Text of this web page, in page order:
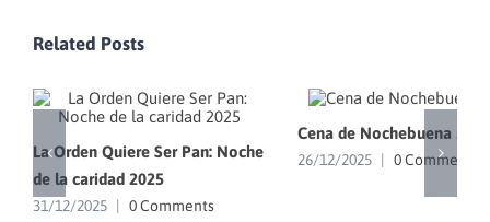
Related Posts
La Orden Quiere Ser Pan: Noche
de la caridad 2025
31/12/2025 0 Comments
Cena de Nochebuena 2025
26/12/2025 0 Comments